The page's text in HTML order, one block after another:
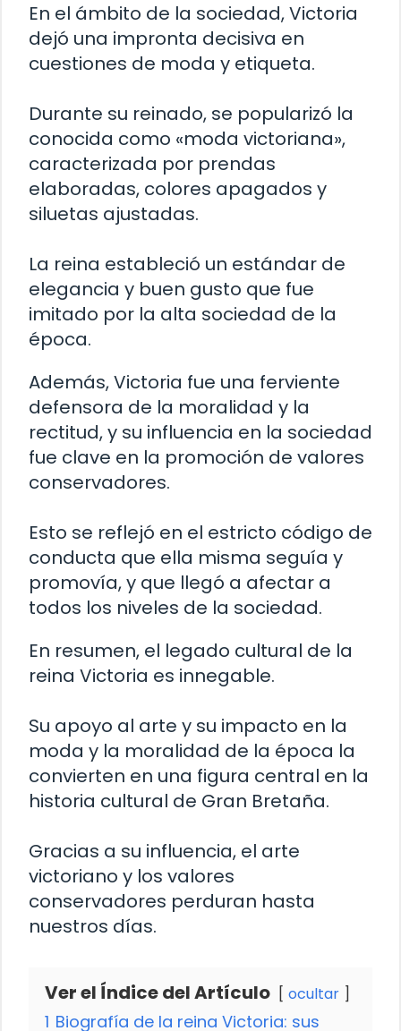
En el ámbito de la sociedad, Victoria
dejó una impronta decisiva en
cuestiones de moda y etiqueta.
Durante su reinado, se popularizó la
conocida como «moda victoriana»,
caracterizada por prendas
elaboradas, colores apagados y
siluetas ajustadas.
La reina estableció un estándar de
elegancia y buen gusto que fue
imitado por la alta sociedad de la
época.
Además, Victoria fue una ferviente
defensora de la moralidad y la
rectitud, y su influencia en la sociedad
fue clave en la promoción de valores
conservadores.
Esto se reflejó en el estricto código de
conducta que ella misma seguía y
promovía, y que llegó a afectar a
todos los niveles de la sociedad.
En resumen, el legado cultural de la
reina Victoria es innegable.
Su apoyo al arte y su impacto en la
moda y la moralidad de la época la
convierten en una figura central en la
historia cultural de Gran Bretaña.
Gracias a su influencia, el arte
victoriano y los valores
conservadores perduran hasta
nuestros días.
Ver el Índice del Artículo ocultar
1 Biografía de la reina Victoria: sus